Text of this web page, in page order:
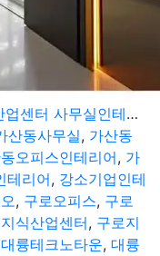
구로 가산동 대륭테크노타운 지식산업센터 사무실인테리어 시공기
산동사무실, 가산동
오피스인테리어, 가
테리어, 강소기업인테
, 구로오피스, 구로
식산업센터, 구로지
대륭테크노타운, 대륭